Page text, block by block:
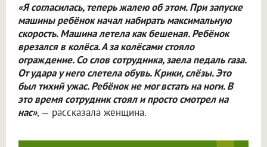
«Я согласилась, теперь жалею об этом. При запуске
машины ребёнок начал набирать максимальную
скорость. Машина летела как бешеная. Ребёнок
врезался в колёса. А за колёсами стояло
ограждение. Со слов сотрудника, заела педаль газа.
От удара у него слетела обувь. Крики, слёзы. Это
был тихий ужас. Ребёнок не мог встать на ноги. В
это время сотрудник стоял и просто смотрел на
нас», — рассказала женщина.